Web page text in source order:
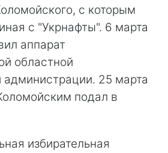
с которым
с "Укрнафты". 6 марта
аппарат
областной
администрации. 25 марта
подал в
избирательная